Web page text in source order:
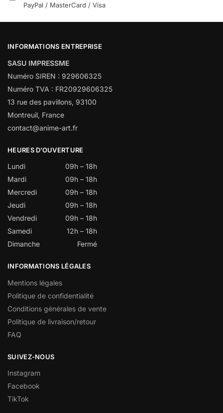
PayPal / MasterCard / Visa
INFORMATIONS ENTREPRISE
SASU IMPRESSME
Numéro SIREN : 929606325
Numéro TVA : FR20929606325
13 rue des pavillons, 93100
Montreuil, France
contact@anime-art.fr
HEURES D’OUVERTURE
Lundi
09h – 18h
Mardi
09h – 18h
Mercredi
09h – 18h
Jeudi
09h – 18h
Vendredi
09h – 18h
Samedi
12h – 18h
Dimanche
Fermé
INFORMATIONS LÉGALES
Mentions légales
Politique de confidentialité
Conditions générales de vente
Politique de livraison/retour
FAQ
SUIVEZ-NOUS
Instagram
Facebook
TikTok